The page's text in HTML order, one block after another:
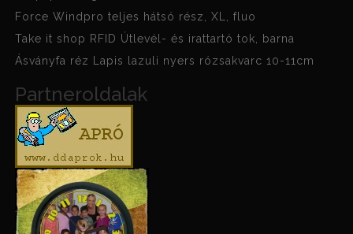
Force Windpro teljes hátsó rész, XL, fluo
Take it shop RFID Útlevél- és irattartó tok, barna
Ásványfa réz Lapis lazuli nyers rózsakvarc 10-11cm
Partneroldalak